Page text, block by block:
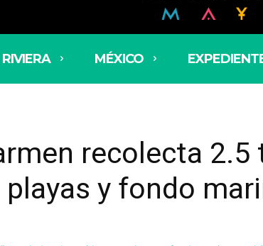
RIVIERA MÉXICO
recolecta 2.5
y fondo